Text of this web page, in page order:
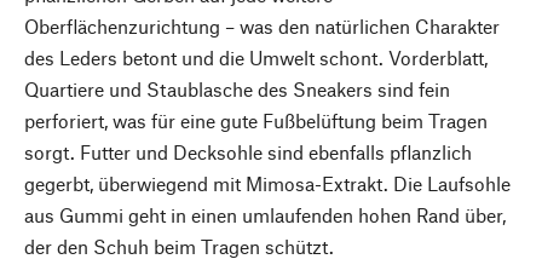
Oberflächenzurichtung – was den natürlichen Charakter
des Leders betont und die Umwelt schont. Vorderblatt,
Quartiere und Staublasche des Sneakers sind fein
perforiert, was für eine gute Fußbelüftung beim Tragen
sorgt. Futter und Decksohle sind ebenfalls pflanzlich
gegerbt, überwiegend mit Mimosa-Extrakt. Die Laufsohle
aus Gummi geht in einen umlaufenden hohen Rand über,
der den Schuh beim Tragen schützt.